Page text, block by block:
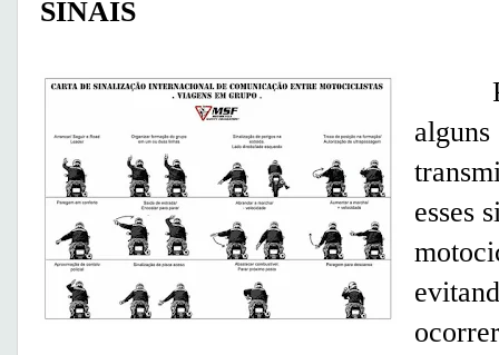
SINAIS
alguns
esses